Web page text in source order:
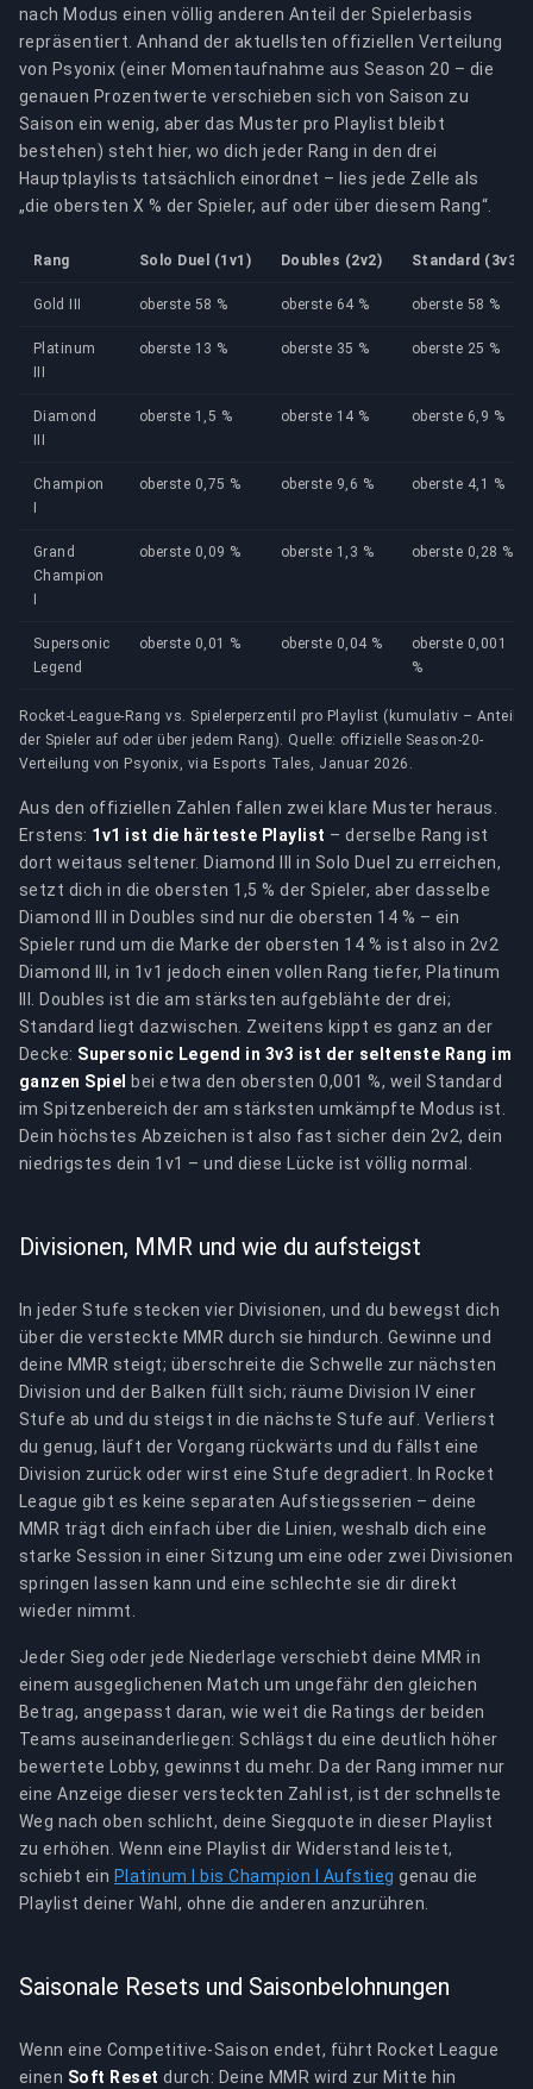
nach Modus einen völlig anderen Anteil der Spielerbasis
repräsentiert. Anhand der aktuellsten offiziellen Verteilung
von Psyonix (einer Momentaufnahme aus Season 20 – die
genauen Prozentwerte verschieben sich von Saison zu
Saison ein wenig, aber das Muster pro Playlist bleibt
bestehen) steht hier, wo dich jeder Rang in den drei
Hauptplaylists tatsächlich einordnet – lies jede Zelle als
„die obersten X % der Spieler, auf oder über diesem Rang“.
Rocket-League-Rang vs. Spielerperzentil pro Playlist (kumulativ – Anteil
der Spieler auf oder über jedem Rang). Quelle: offizielle Season-20-
Verteilung von Psyonix, via Esports Tales, Januar 2026.
Rang Solo Duel (1v1) Doubles (2v2) Standard (3v3)
Gold III oberste 58 % oberste 64 % oberste 58 %
Platinum
oberste 13 % oberste 35 % oberste 25 %
Diamond
oberste 1,5 % oberste 14 % oberste 6,9 %
Champion
oberste 0,75 % oberste 9,6 % oberste 4,1 %
Grand
Champion
oberste 0,09 % oberste 1,3 % oberste 0,28 %
Supersonic
Legend
oberste 0,01 % oberste 0,04 %
oberste 0,001
%
Aus den offiziellen Zahlen fallen zwei klare Muster heraus.
Erstens: 1v1 ist die härteste Playlist – derselbe Rang ist
dort weitaus seltener. Diamond III in Solo Duel zu erreichen,
setzt dich in die obersten 1,5 % der Spieler, aber dasselbe
Diamond III in Doubles sind nur die obersten 14 % – ein
Spieler rund um die Marke der obersten 14 % ist also in 2v2
Diamond III, in 1v1 jedoch einen vollen Rang tiefer, Platinum
III. Doubles ist die am stärksten aufgeblähte der drei;
Standard liegt dazwischen. Zweitens kippt es ganz an der
Decke: Supersonic Legend in 3v3 ist der seltenste Rang im
ganzen Spiel
bei etwa den obersten 0,001 %, weil Standard
im Spitzenbereich der am stärksten umkämpfte Modus ist.
Dein höchstes Abzeichen ist also fast sicher dein 2v2, dein
niedrigstes dein 1v1 – und diese Lücke ist völlig normal.
Divisionen, MMR und wie du aufsteigst
In jeder Stufe stecken vier Divisionen, und du bewegst dich
über die versteckte MMR durch sie hindurch. Gewinne und
deine MMR steigt; überschreite die Schwelle zur nächsten
Division und der Balken füllt sich; räume Division IV einer
Stufe ab und du steigst in die nächste Stufe auf. Verlierst
du genug, läuft der Vorgang rückwärts und du fällst eine
Division zurück oder wirst eine Stufe degradiert. In Rocket
League gibt es keine separaten Aufstiegsserien – deine
MMR trägt dich einfach über die Linien, weshalb dich eine
starke Session in einer Sitzung um eine oder zwei Divisionen
springen lassen kann und eine schlechte sie dir direkt
wieder nimmt.
Jeder Sieg oder jede Niederlage verschiebt deine MMR in
einem ausgeglichenen Match um ungefähr den gleichen
Betrag, angepasst daran, wie weit die Ratings der beiden
Teams auseinanderliegen: Schlägst du eine deutlich höher
bewertete Lobby, gewinnst du mehr. Da der Rang immer nur
eine Anzeige dieser versteckten Zahl ist, ist der schnellste
Weg nach oben schlicht, deine Siegquote in dieser Playlist
zu erhöhen. Wenn eine Playlist dir Widerstand leistet,
schiebt ein Platinum I bis Champion I Aufstieg genau die
Playlist deiner Wahl, ohne die anderen anzurühren.
Saisonale Resets und Saisonbelohnungen
Wenn eine Competitive-Saison endet, führt Rocket League
einen Soft Reset durch: Deine MMR wird zur Mitte hin